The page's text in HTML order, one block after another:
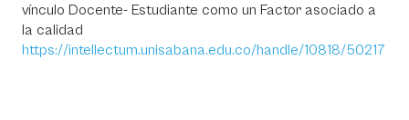
vínculo Docente- Estudiante como un Factor asociado a
la calidad
https://intellectum.unisabana.edu.co/handle/10818/50217